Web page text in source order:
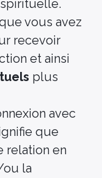
vous avez
recevoir
et ainsi
plus
avec
que
relation en
la